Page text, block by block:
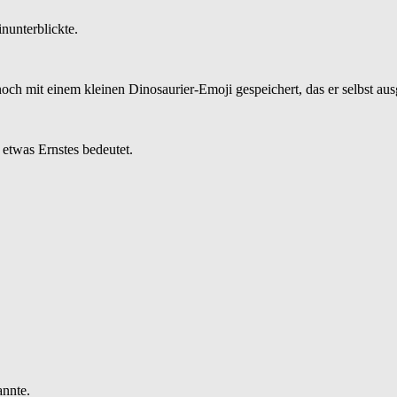
mit einem kleinen Dinosaurier-Emoji gespeichert, das er selbst
Ernstes bedeutet.